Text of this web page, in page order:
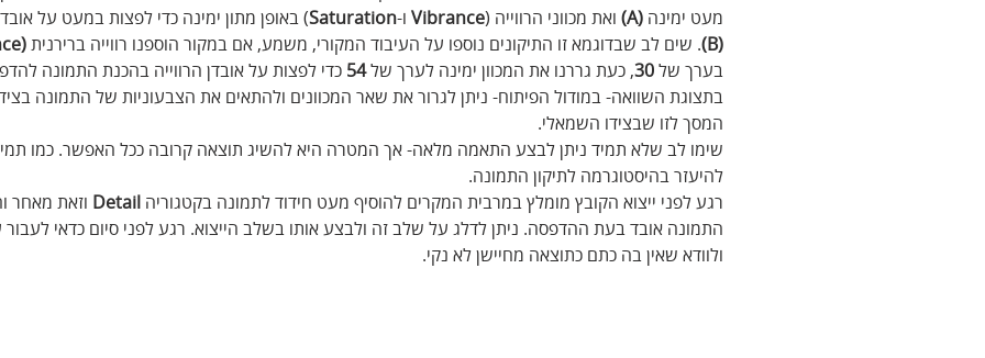
מעט ימינה (A) ואת מכווני הרווייה (Vibrance ו-Saturation) באופן מתון ימינה כדי לפצות במעט על
(B)
. שים לב שבדוגמא זו התיקונים נוספו על העיבוד המקורי, משמע, אם במקור הוספנו רווייה ברירנית (Vibrance)
בערך של 30, כעת גררנו את המכוון ימינה לערך של 54 כדי לפצות על אובדן הרווייה בהכנת התמונה
בתצוגת השוואה- במודול הפיתוח- ניתן לגרור את שאר המכוונים ולהתאים את הצבעוניות של התמונה
המסך לזו שבצידו השמאלי.
שימו לב שלא תמיד ניתן לבצע התאמה מלאה- אך המטרה היא להשיג תוצאה קרובה ככל האפשר. כמו
להיעזר בהיסטוגרמה לתיקון התמונה.
רגע לפני ייצוא הקובץ מומלץ במרבית המקרים להוסיף מעט חידוד לתמונה בקטגוריה Detail וזאת מאחר
התמונה אובד בעת ההדפסה. ניתן לדלג על שלב זה ולבצע אותו בשלב הייצוא. רגע לפני סיום כדאי
ולוודא שאין בה כתם כתוצאה מחיישן לא נקי.